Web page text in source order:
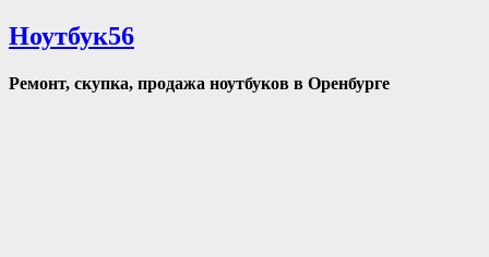
Ноутбук56
Ремонт, скупка, продажа ноутбуков в Оренбурге